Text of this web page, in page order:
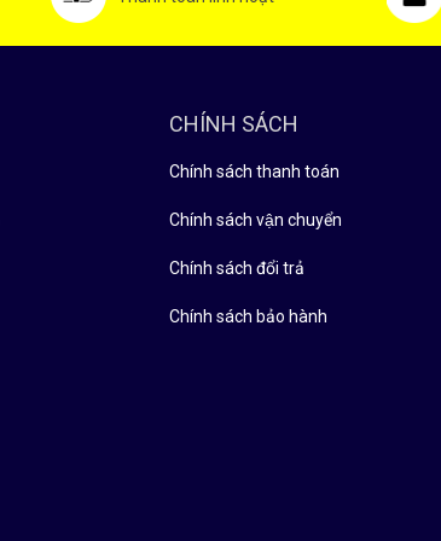
CHÍNH SÁCH
Chính sách thanh toán
Chính sách vận chuyển
Chính sách đổi trả
Chính sách bảo hành